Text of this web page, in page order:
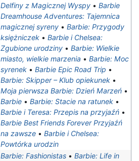
Delfiny z Magicznej Wyspy • Barbie
Dreamhouse Adventures: Tajemnica
magicznej syreny • Barbie: Przygody
księżniczek • Barbie i Chelsea:
Zgubione urodziny • Barbie: Wielkie
miasto, wielkie marzenia • Barbie: Moc
syrenek • Barbie Epic Road Trip •
Barbie: Skipper – Klub opiekunek •
Moja pierwsza Barbie: Dzień Marzeń •
Barbie • Barbie: Stacie na ratunek •
Barbie i Teresa: Przepis na przyjaźń •
Barbie Best Friends Forever Przyjaźń
na zawsze • Barbie i Chelsea:
Powtórka urodzin
Barbie: Fashionistas • Barbie: Life in